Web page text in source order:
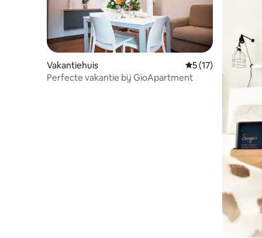
Vakantiehuis Gemiddelde
5 (17)
Perfecte vakantie bij GioApartment